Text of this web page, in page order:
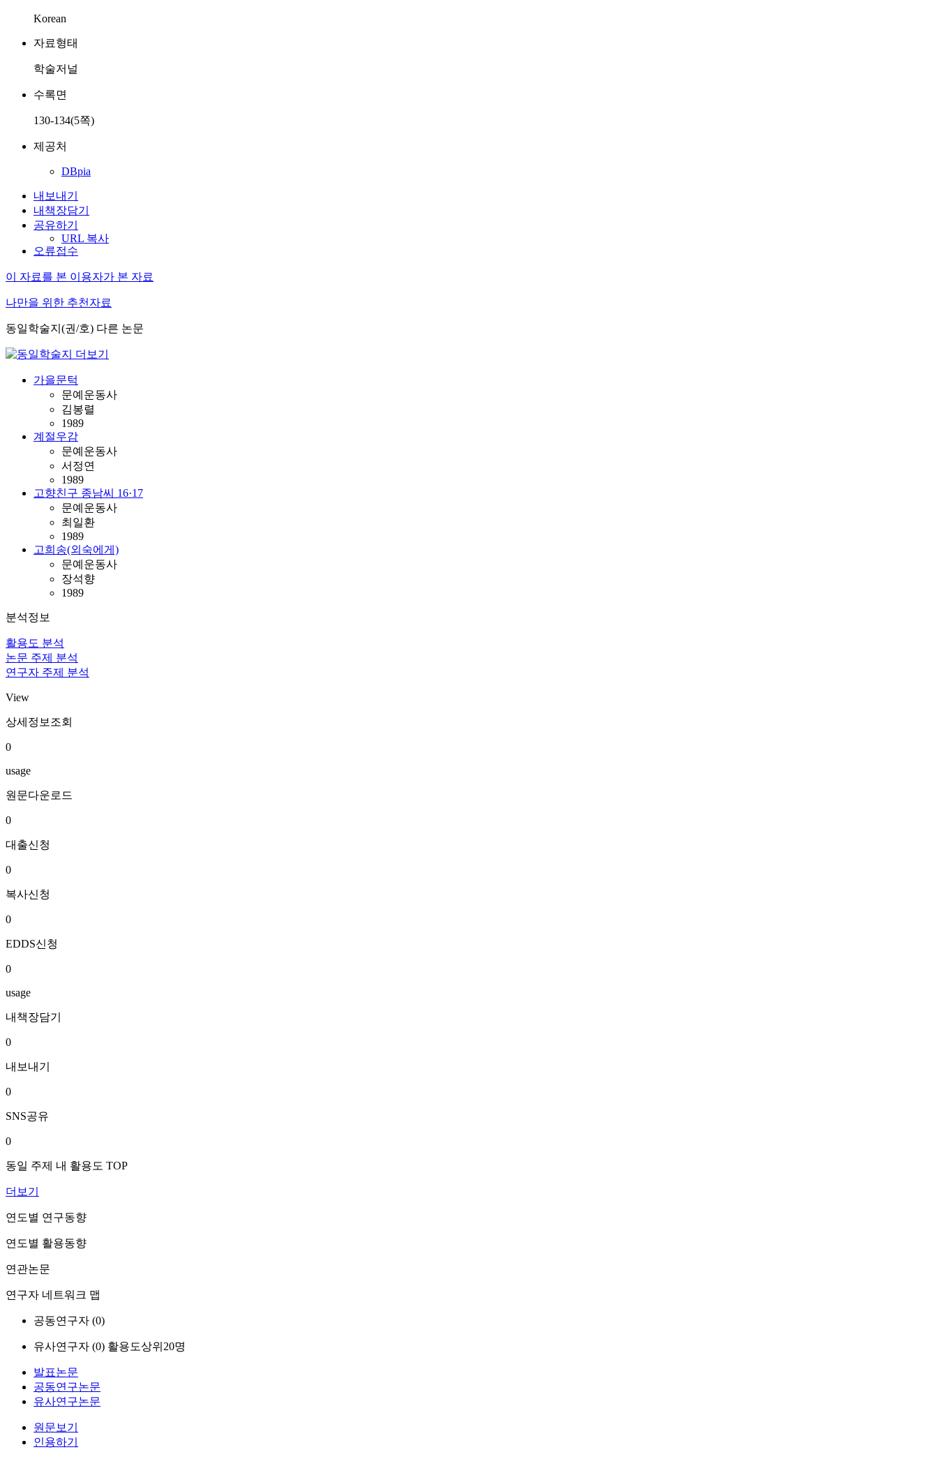
Korean
자료형태
학술저널
수록면
130-134(5쪽)
제공처
DBpia
내보내기
내책장담기
공유하기
URL 복사
오류접수
이 자료를 본 이용자가 본 자료
나만을 위한 추천자료
동일학술지(권/호) 다른 논문
가을문턱
문예운동사
김봉렬
1989
계절우감
문예운동사
서정연
1989
고향친구 종남씨 16·17
문예운동사
최일환
1989
고희송(외숙에게)
문예운동사
장석향
1989
분석정보
활용도 분석
논문 주제 분석
연구자 주제 분석
View
상세정보조회
0
usage
원문다운로드
0
대출신청
0
복사신청
0
EDDS신청
0
usage
내책장담기
0
내보내기
0
SNS공유
0
동일 주제 내 활용도 TOP
더보기
연도별 연구동향
연도별 활용동향
연관논문
연구자 네트워크 맵
공동연구자 (0)
유사연구자 (0) 활용도상위20명
발표논문
공동연구논문
유사연구논문
원문보기
인용하기